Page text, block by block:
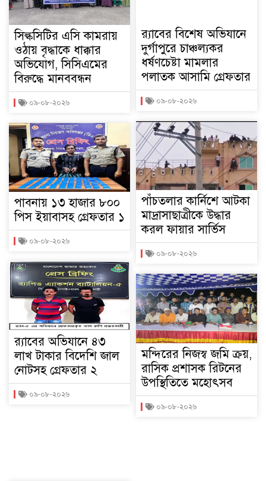
সিল্কসিটির এসি কামরায়
ওঠায় বৃদ্ধাকে ধাক্কার
অভিযোগ, সিসিএমের
বিরুদ্ধে মানববন্ধন
০৯-০৮-২০২৬
পাবনায় ১৩ হাজার ৮০০
পিস ইয়াবাসহ গ্রেফতার ১
০৯-০৮-২০২৬
র‌্যাবের অভিযানে ৪৩
লাখ টাকার বিদেশি জাল
নোটসহ গ্রেফতার ২
০৯-০৮-২০২৬
র‌্যাবের বিশেষ অভিযানে
দুর্গাপুরে চাঞ্চল্যকর
ধর্ষণচেষ্টা মামলার
পলাতক আসামি গ্রেফতার
০৯-০৮-২০২৬
পাঁচতলার কার্নিশে আটকা
মাদ্রাসাছাত্রীকে উদ্ধার
করল ফায়ার সার্ভিস
০৯-০৮-২০২৬
মন্দিরের নিজস্ব জমি ক্রয়,
রাসিক প্রশাসক রিটনের
উপস্থিতিতে মহোৎসব
০৯-০৮-২০২৬